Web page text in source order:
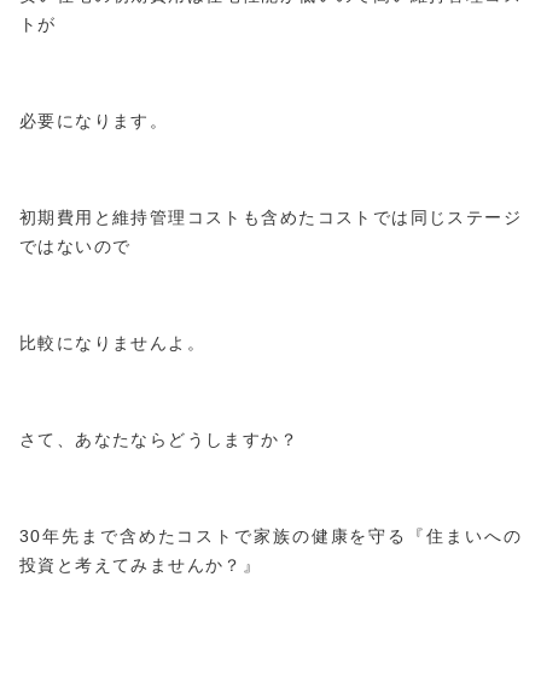
トが
必要になります。
初期費用と維持管理コストも含めたコストでは同じステージ
ではないので
比較になりませんよ。
さて、あなたならどうしますか？
30年先まで含めたコストで家族の健康を守る『住まいへの
投資と考えてみませんか？』